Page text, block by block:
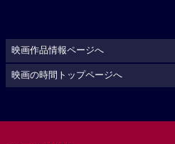
映画作品情報ページへ
映画の時間トップページへ